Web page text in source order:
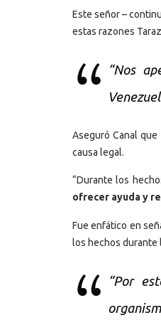
Este señor –
estas razones
“Nos
Aseguró Canal
causa legal.
“Durante los
ofrecer ayuda y
Fue enfático en
los hechos durante
“Por